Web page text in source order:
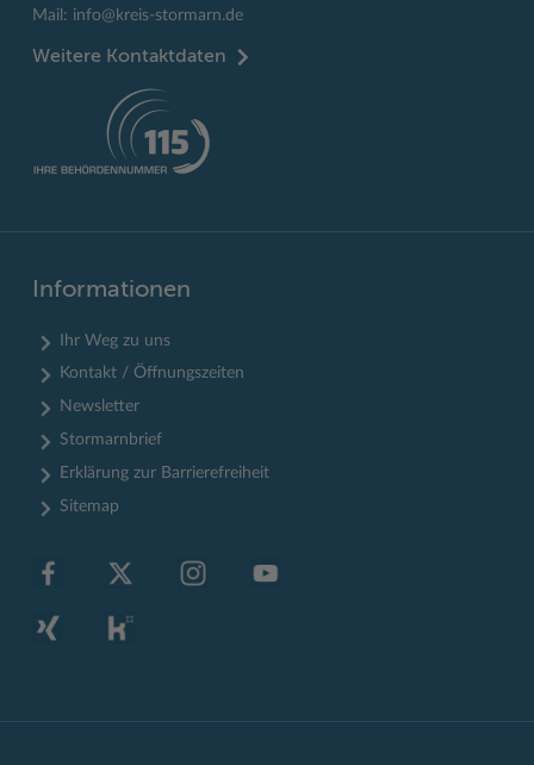
Mail: info@kreis-stormarn.de
Weitere Kontaktdaten
Informationen
Ihr Weg zu uns
Kontakt / Öffnungszeiten
Newsletter
Stormarnbrief
Erklärung zur Barrierefreiheit
Sitemap